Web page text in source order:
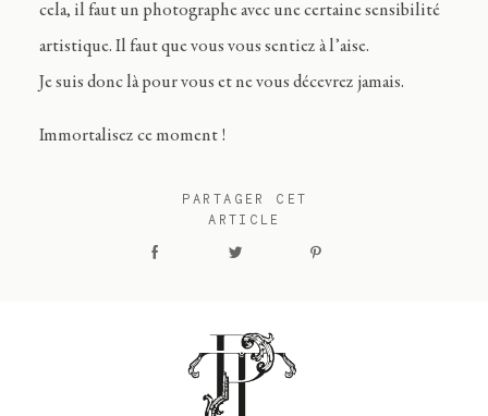
cela, il faut un photographe avec une certaine sensibilité
artistique. Il faut que vous vous sentiez à l’aise.
Je suis donc là pour vous et ne vous décevrez jamais.
Immortalisez ce moment !
PARTAGER CET
ARTICLE